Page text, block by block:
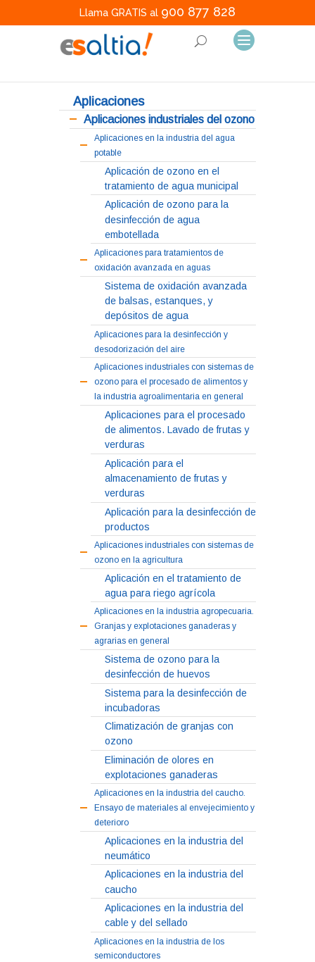
Llama GRATIS al 900 877 828
Aplicaciones
Aplicaciones industriales del ozono
Aplicaciones en la industria del agua
potable
Aplicación de ozono en el
tratamiento de agua municipal
Aplicación de ozono para la
desinfección de agua
embotellada
Aplicaciones para tratamientos de
oxidación avanzada en aguas
Sistema de oxidación avanzada
de balsas, estanques, y
depósitos de agua
Aplicaciones para la desinfección y
desodorización del aire
Aplicaciones industriales con sistemas de
ozono para el procesado de alimentos y
la industria agroalimentaria en general
Aplicaciones para el procesado
de alimentos. Lavado de frutas y
verduras
Aplicación para el
almacenamiento de frutas y
verduras
Aplicación para la desinfección de
productos
Aplicaciones industriales con sistemas de
ozono en la agricultura
Aplicación en el tratamiento de
agua para riego agrícola
Aplicaciones en la industria agropecuaria.
Granjas y explotaciones ganaderas y
agrarias en general
Sistema de ozono para la
desinfección de huevos
Sistema para la desinfección de
incubadoras
Climatización de granjas con
ozono
Eliminación de olores en
explotaciones ganaderas
Aplicaciones en la industria del caucho.
Ensayo de materiales al envejecimiento y
deterioro
Aplicaciones en la industria del
neumático
Aplicaciones en la industria del
caucho
Aplicaciones en la industria del
cable y del sellado
Aplicaciones en la industria de los
semiconductores